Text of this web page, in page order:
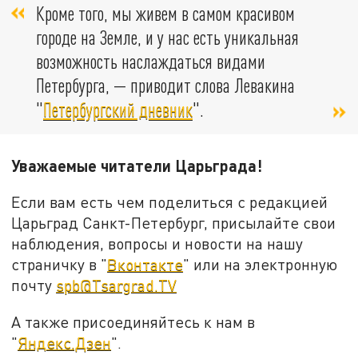
Кроме того, мы живем в самом красивом
городе на Земле, и у нас есть уникальная
возможность наслаждаться видами
Петербурга, — приводит слова Левакина
"Петербургский дневник".
Уважаемые читатели Царьграда!
Если вам есть чем поделиться с редакцией
Царьград Санкт-Петербург, присылайте свои
наблюдения, вопросы и новости на нашу
страничку в "Вконтакте" или на электронную
почту spb@Tsargrad.TV
А также присоединяйтесь к нам в
"Яндекс.Дзен".